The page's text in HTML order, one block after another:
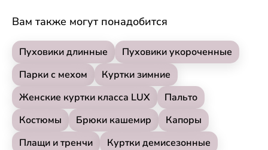
Вам также могут понадобится
Пуховики длинные
Пуховики укороченные
Парки с мехом
Куртки зимние
Женские куртки класса LUX
Пальто
Костюмы
Брюки кашемир
Капоры
Плащи и тренчи
Куртки демисезонные